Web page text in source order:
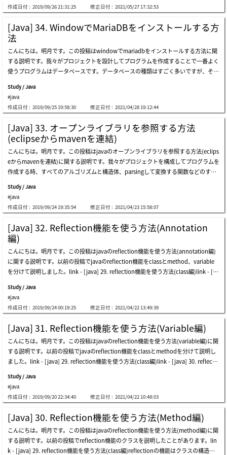
クラスを作りました。dataタイプの抽象クラスはデータベースや色々のデータがあ
るentityタイプのクラスだし、processタイプの抽象クラスをそのデータを処理するc
ontrollerタイプのクラスです。それでdataタイプのクラスはクラスのメモリコピー
が可能なcloneableインタフェースと直列化(シリアライズ)ができるserializableイン
タフェースを継承します。processタイプのクラスはスレッドで使えるrunnableイン
タフェースとclose関数が使えるcloseableインタフェースを継承します。もちろん、
クラスで直接にインタフェースを継承して作成することができますが、インタフェー
スとクラス間に抽象クラスを置いて、クラス側で共通部分と派生部分を分けて開発す
ることができます。分岐文はif~elseよりbreakとcontinu
数の意味を分かるかも知らないですが、他人の場合はデバックするまでは何の変数か
を分かりません。でも変数名は「avg」ということに設定すれば大体に平均値ではな
いかと予想することができます。つまり、コーディング規約はプログラム性能やパフ
ォーマンス改善とはそんなに関係あることではなく、コードの可読性を改善すること
で、変数名や関数名だけでも何の機能するかを分かるように作成するし、クラス名だ
けでもデザインパターンを理解するし何の構造になっているかを他人がみても分かり
やすく作成することです。javaのコーディング規約は様々なスタイルがありますが、
最近はgoogleのコーディング規約をよく使います。link - google java style1. ソース
ファイル基本事項1.1 ソースファイル名が含めているクラス名は大文字、小文字区分
で単語を区分して命名を決めます。拡張名は.javaになります。&nbsp;&nbsp;&nbs
p;&nbsp;例) examplesource.java (o) examplesource.java(x)1.2 ファイルのエンコ
ードはutf-8にします。1.3 スペース(空白文字)はソースファイルで唯一に勝手に使え
る文字です。1.4 すべての特殊文字を使う時はエスケープシーケンス
(\b,\t,\n,\f,\r,\",\',\\)を使います。でもその文字の進数(\012)、ユニーコード(\u000a)
は使いません。1.5 コード可読性に影響がなければascii(\u221e)文字は使ってもよい
です。※上の例は変数を作成して初期値を格納する時の例です。一番よいのはコメン
トなく、分かりやすい変数名を決めてデータを格納することですが、エンコード上で
それが不可能な
作成日付 : 2019/09/26 21:31:25 修正日付 : 2021/05/27 17:32:53
[Java] 34. WindowでMariaDBをインストールする方
法
こんにちは。明月です。この投稿はwindowでmariadbをインストールする方法に関
する説明です。我々がプロジェクトを設計してプログラムを作成することで一番よく
使うプログラムはデータベースです。データベースの種類はすごく多いですが、その
す。mariadbの特徴に関して説明するとoracleとmssｑｌ(sql-server)と同じタイプの
rdbms系だし、ライセンスが無料になります。なのでsqlクエリでテーブルやデータ
を入力、検索が可能です。それならmariadbをインストールしましょう。以前にlinu
x(centos,ubuntu)でmariadbをインストールしたことがあります。link - [ubuntu]
mariadb(mysql)をインストールする方法link - [centos] mariadb(mysql)をインスト
ールwindow環境でmariadbをインストールすることはlinuxみたいに複雑ではあり
ません。link - https://go.mariadb.com/download-mariadb-server-community.ht
ml上のアドレスリンクで接続すればnameや様々な情報を入力してっていいますが、
簡単に入力してdownloadを押下してダウンロードしましょう。それならosのversio
nを選択してっていいますが、window環境でインストールするからwindow64を選
択してダウンロードします。インストールファイルをダブルクリックしてインストー
ルしましょう。ライセンスの同意しましょう。インストールするドライブを選択しま
しょう。次は初期rootのidのパスワードを設定しましょう。そしてservices.mscに表
示するラベル名とポート設定ですが、特異事項がなければdefaultでnextボタンを押
下しましょう。使用中でフィードバックを可否ですが、チェック解除してnextボタン
を押下しましょう。これからinstallが始まります。インストールが完了すればスター
トメニューでmariadbフォルダが生成されます。この中でmysql clientをクリックし
て接続します。そしてmysqlデータベースで接続してuser情報を確認しましょう。そ
してユーザを一つ生成して権限を与えます。これでsql
Study / Java
#java
作成日付 : 2019/09/25 19:58:30 修正日付 : 2021/04/28 19:12:44
[Java] 33. オープンライブラリを参照する方法
(eclipseからmavenを連結)
こんにちは。明月です。この投稿はjavaのオープンライブラリを参照する方法(eclips
eからmavenを連結)に関する説明です。我々がプロジェクトを構成してプログラムを
作成する時、すべてのアルゴリズムと構造体、parsingして変換する関数などのすべ
ならそうなら検証する領域も増えるし、作業ステップが多くなるからです。それじゃ
なくてもネットから検証してないソースを使うこともリスクがあります。例えば、プ
ロジェクト内部でjsonタイプの構造体を使います。stringタイプになっているjsonデ
ータをクラスに変換することやクラスタイプにあるデータをstringタイプのjsonデー
タに変換しようと思えばjava標準ライブラリでは変換クラスや関数がないので変換関
数を作成しなければならないです。作ったと思っても様々なケースを予想してテスト
や検証をしなければならないです。つまり、我々がやろうと思ったプロジェクトがあ
るのにその付属関数を作ることで時間がたくさんかかることになります。それでapa
cheではよく使うソースなどをライブラリを公開しますが、それをオープンライブラ
リだといいます。このオープンライブラリはmavenというプログラムとmaven repo
sitoryを通ってオープンライブラリを簡単に検索してプロジェクトに自動に依存性チ
ェックまでして連結することができます。(依存性チェックとはaライブラリを参照し
ます。でもaライブラリを使うためにはbとcのライブラリが必要です。それならmav
enではaというプロジェクトだけ連結すれば自動にbとcライブラリまでダウンロード
して連結する機能ということです。)私もmavenの詳細な仕様はわからないですが、
簡単にオープンライブラリを連結して使えるプログラムだということまで知っていま
す。他の言語ではc#のnugetがあるしphpはcomposer、pythonにはpipがありま
す。それならmavenをインストールしてeclipseに連結して使いましょう。(私はjava
を使う時によく使うツールはeclipseです。)link - https://maven.apache.orgサイト
でzipファイルをダウンロードしましょう。そして適当なところで圧縮を解凍しま
す。そして「cmd」で当該なフォルダに行って「bin
Study / Java
#java
作成日付 : 2019/09/24 19:35:54 修正日付 : 2021/04/23 15:58:07
[Java] 32. Reflection機能を使う方法(Annotation
編)
こんにちは。明月です。この投稿はjavaのreflection機能を使う方法(annotation編)
に関する説明です。以前の投稿でjavaのreflection機能をclassとmethod、variable
を分けて説明しました。link - [java] 29. reflection機能を使う方法(class編)link - [ja
方法(variable編)今まではreflectionがクラスを割り当てするか内部関数、変数の値を
取得することで使いました。javaではannotationは機能が何もないです。annotatio
nはjavaでメタデータの役だけです。つまり、javaのコードの解析記述や説明に関数
データです。でも、annotationはjavaのreflectionと一緒で使えば単純なメタデータ
の機能だけではないです。上の例をみれば、exampleでアノテーションの値を取得し
て設定されているvalueの値をコンソール出力に出力しました。ここまでみればアノ
テーションのreflectionは別に活用度がなさそうです。上のソースをみればexample
クラスでメンバー変数を二つを宣言します。そして親抽象クラスのコンストラクタか
らdependancyinjectionのアノテーションを持っている変数に変数に関してインス
タンス生成します。結果でprint関数を呼び出すとnode1はnullではなく、print関数
が呼び出せることを確認できます。上の関数はコンストラクタからautoexecuteアノ
テーションを持っている関数を探して実行する関数です。print関数とrun、testはア
ノテーションが設定されているので実行されることを確認できます。元にアノテーシ
ョンはメタデータの機能だけありますが、reflectionと一緒に使えば依存性注入や実
行パターンを設定する(戦略パターン、facadeパターン)などの様々なパターンを設定
することができます。ここまでjavaのreflection機能を使う方法(annotation編)に関
Study / Java
#java
作成日付 : 2019/09/24 00:19:25 修正日付 : 2021/04/22 13:49:39
[Java] 31. Reflection機能を使う方法(Variable編)
こんにちは。明月です。この投稿はjavaのreflection機能を使う方法(variable編)に関
する説明です。以前の投稿でjavaのreflection機能をclassとmethodを分けて説明し
ました。link - [java] 29. reflection機能を使う方法(class編)link - [java] 30. reflectio
割り当てすることや呼び出すことが重要なreflection機能でした。このvariableでも
別に違う機能があることではありません。メンバー変数はoopの特性でprivateのア
クセス修飾子によりカプセル化します。link - [java] 14. オブジェクト指向プログラ
ミング(oop)の4つ特性(カプセル化、抽象化、継承、多相化)普通はクラス内部でrefle
ctionを利用して変数の値を取得することではないです。なので別に必要性がありま
せん。でも、クラスの外部でクラスの変数値を取得したい場合は？privateになって
いるから取得できないです。それがoopの特性なので。上の例をみればnodeインス
タンスを生成してgetdeclaredfield関数でデータ値を取得します。setaccessibleの関
Study / Java
#java
作成日付 : 2019/09/20 22:34:40 修正日付 : 2021/04/22 10:48:03
[Java] 30. Reflection機能を使う方法(Method編)
こんにちは。明月です。この投稿はjavaのreflection機能を使う方法(method編)に関
する説明です。以前の投稿でreflection機能のクラスを説明したことがあります。lin
k - [java] 29. reflection機能を使う方法(class編)reflectionの機能はクラスの構造を